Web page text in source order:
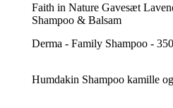
Faith in Nature Gavesæt
Shampoo & Balsam
Derma - Family Shampoo -
Humdakin Shampoo kamille